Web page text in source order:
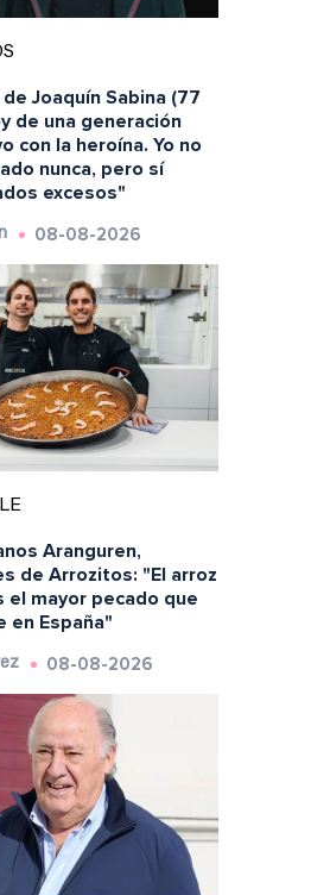
Joaquín Sabina (77
de una generación
con la heroína. Yo no
nunca, pero sí
excesos"
08-08-2026
Aranguren,
de Arrozitos: "El arroz
el mayor pecado que
en España"
08-08-2026